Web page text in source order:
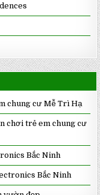
chung cư Mễ Trì Hạ
chơi trẻ em chung cư
Bắc Ninh
Bắc Ninh